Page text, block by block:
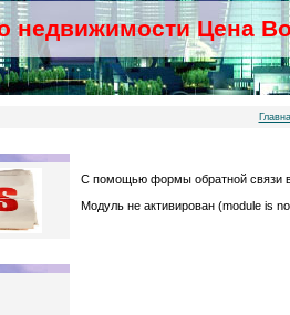
недвижимости Цена
С помощью формы обратной связи
Модуль не активирован (module is